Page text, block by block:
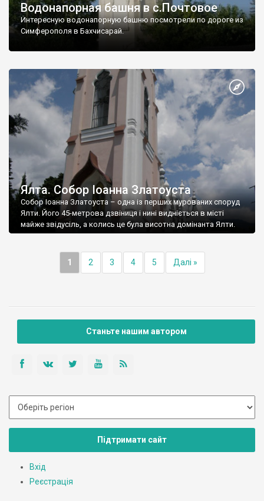
Водонапорная башня в с.Почтовое
Интересную водонапорную башню посмотрели по дороге из
Симферополя в Бахчисарай.
Ялта. Собор Іоанна Златоуста
Собор Іоанна Златоуста – одна із перших мурованих споруд
Ялти. Його 45-метрова дзвіниця і нині видніється в місті
майже звідусіль, а колись це була висотна домінанта Ялти.
1 2 3 4 5 Далі »
Станьте нашим автором
Підтримати сайт
Вхід
Реєстрація